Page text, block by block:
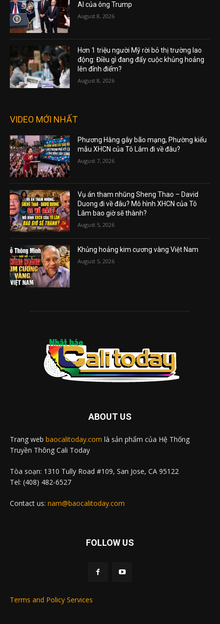
AI của ông Trump
August 8, 2026
Hơn 1 triệu người Mỹ rời bỏ thị trường lao
động: Điều gì đang đẩy cuộc khủng hoảng
lên đỉnh điểm?
August 8, 2026
VIDEO MỚI NHẤT
Phương Hằng gây bão mạng, Phường kiểu
mẫu XHCN của Tô Lâm đi về đâu?
August 7, 2026
Vụ án tham nhũng Sheng Thao – David
Duong đi về đâu? Mô hình XHCN của Tô
Lâm bao giờ sẽ thành?
August 5, 2026
Khủng hoảng kim cương vàng Việt Nam
August 5, 2026
ABOUT US
Trang web baocalitoday.com là sản phẩm của Hệ Thống
Truyền Thông Cali Today
Tòa soạn: 1310 Tully Road #109, San Jose, CA 95122
Tel: (408) 482-6527
Contact us: nam@baocalitoday.com
FOLLOW US
Terms and Policy Services